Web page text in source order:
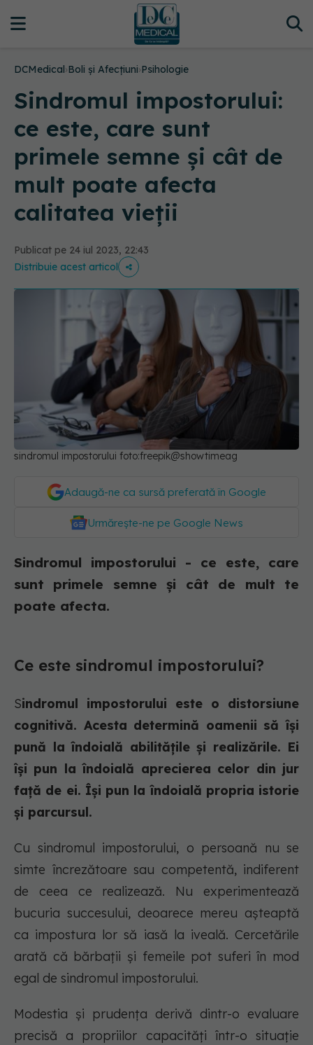
DCMedical›Boli și Afecțiuni›Psihologie
Sindromul impostorului:
ce este, care sunt
primele semne și cât de
mult poate afecta
calitatea vieții
Publicat pe 24 iul 2023, 22:43
Distribuie acest articol
sindromul impostorului foto:freepik@showtimeag
Adaugă-ne ca sursă preferată în Google
Urmărește-ne pe Google News
Sindromul impostorului - ce este, care
sunt primele semne și cât de mult te
poate afecta.
Ce este sindromul impostorului?
Sindromul impostorului este o distorsiune
cognitivă. Acesta determină oamenii să își
pună la îndoială abilitățile și realizările. Ei
își pun la îndoială aprecierea celor din jur
față de ei. Își pun la îndoială propria istorie
și parcursul.
Cu sindromul impostorului, o persoană nu se
simte încrezătoare sau competentă, indiferent
de ceea ce realizează. Nu experimentează
bucuria succesului, deoarece mereu așteaptă
ca impostura lor să iasă la iveală. Cercetările
arată că bărbații și femeile pot suferi în mod
egal de sindromul impostorului.
Modestia și prudența derivă dintr-o evaluare
precisă a propriilor capacități într-o situație